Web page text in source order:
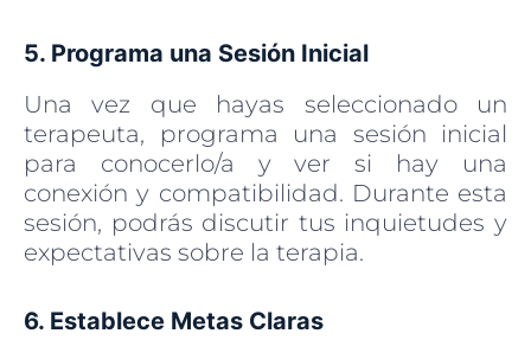
5. Programa una Sesión Inicial
Una vez que hayas seleccionado un
terapeuta, programa una sesión inicial
para conocerlo/a y ver si hay una
conexión y compatibilidad. Durante esta
sesión, podrás discutir tus inquietudes y
expectativas sobre la terapia.
6. Establece Metas Claras